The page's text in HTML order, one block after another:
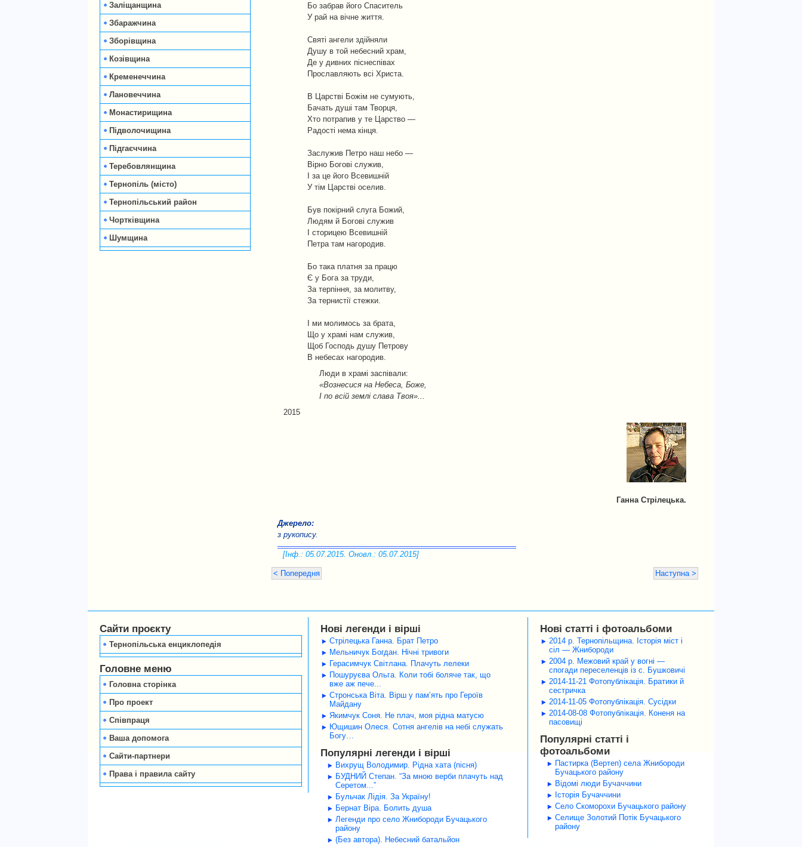
Заліщанщина
Збаражчина
Зборівщина
Козівщина
Кременеччина
Лановеччина
Монастирищина
Підволочищина
Підгаєччина
Теребовлянщина
Тернопіль (місто)
Тернопільський район
Чортківщина
Шумщина
Бо забрав його Спаситель
У рай на вічне життя.
Святі ангели здійняли
Душу в той небесний храм,
Де у дивних піснеспівах
Прославляють всі Христа.
В Царстві Божім не сумують,
Бачать душі там Творця,
Хто потрапив у те Царство —
Радості нема кінця.
Заслужив Петро наш небо —
Вірно Богові служив,
І за це його Всевишній
У тім Царстві оселив.
Був покірний слуга Божий,
Людям й Богові служив
І сторицею Всевишній
Петра там нагородив.
Бо така платня за працю
Є у Бога за труди,
За терпіння, за молитву,
За тернистії стежки.
І ми молимось за брата,
Що у храмі нам служив,
Щоб Господь душу Петрову
В небесах нагородив.
Люди в храмі заспівали:
«Вознесися на Небеса, Боже,
І по всій землі слава Твоя»...
2015
Ганна Стрілецька.
Джерело:
з рукопису.
[Інф.: 05.07.2015. Оновл.: 05.07.2015]
< Попередня Наступна >
Сайти проєкту
Тернопільська енциклопедія
Головне меню
Головна сторінка
Про проект
Співпраця
Ваша допомога
Сайти-партнери
Права і правила сайту
Нові легенди і вірші
Стрілецька Ганна. Брат Петро
Мельничук Богдан. Нічні тривоги
Герасимчук Світлана. Плачуть лелеки
Пошуруєва Ольга. Коли тобі боляче так, що
вже аж пече...
Стронська Віта. Вірш у пам’ять про Героїв
Майдану
Якимчук Соня. Не плач, моя рідна матусю
Ющишин Олеся. Сотня ангелів на небі служать
Богу…
Популярні легенди і вірші
Вихрущ Володимир. Рідна хата (пісня)
БУДНИЙ Степан. “За мною верби плачуть над
Серетом...”
Бульчак Лідія. За Україну!
Бернат Віра. Болить душа
Легенди про село Жнибороди Бучацького
району
(Без автора). Небесний батальйон
Нові статті і фотоальбоми
2014 р. Тернопільщина. Історія міст і
сіл — Жнибороди
2004 р. Межовий край у вогні —
спогади переселенців із с. Бушковичі
2014-11-21 Фотопублікація. Братики й
сестричка
2014-11-05 Фотопублікація. Сусідки
2014-08-08 Фотопублікація. Коненя на
пасовищі
Популярні статті і
фотоальбоми
Пастирка (Вертеп) села Жнибороди
Бучацького району
Відомі люди Бучаччини
Історія Бучаччини
Село Скоморохи Бучацького району
Селище Золотий Потік Бучацького
району